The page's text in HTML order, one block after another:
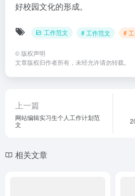
好校园文化的形成。
工作范文 # 工作范文 #
© 版权声明
文章版权归作者所有，未经允许请勿转载。
上一篇
网站编辑实习生个人工作计划范
文
相关文章